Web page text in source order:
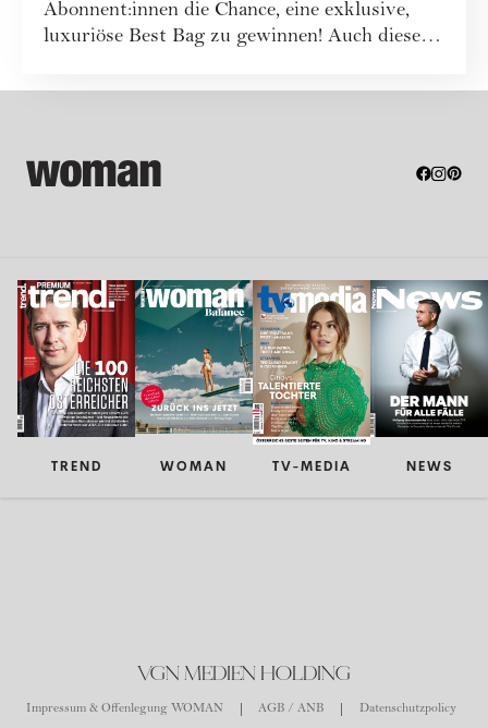
Abonnent:innen die Chance, eine exklusive,
luxuriöse Best Bag zu gewinnen! Auch dieses
TREND WOMAN TV-MEDIA NEWS
VGN MEDIEN HOLDING
Impressum & Offenlegung WOMAN AGB / ANB Datenschutzpolicy